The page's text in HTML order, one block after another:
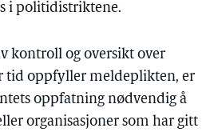
i politidistriktene.
kontroll og oversikt over
tid oppfyller meldeplikten, er
oppfatning nødvendig å
organisasjoner som har gitt